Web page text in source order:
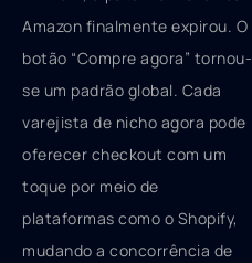
Amazon finalmente expirou. O
botão “Compre agora” tornou-
se um padrão global. Cada
varejista de nicho agora pode
oferecer checkout com um
toque por meio de
plataformas como o Shopify,
mudando a concorrência de